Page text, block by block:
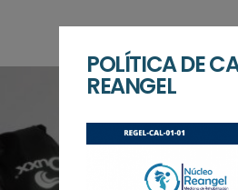
POLÍTICA DE
REANGEL